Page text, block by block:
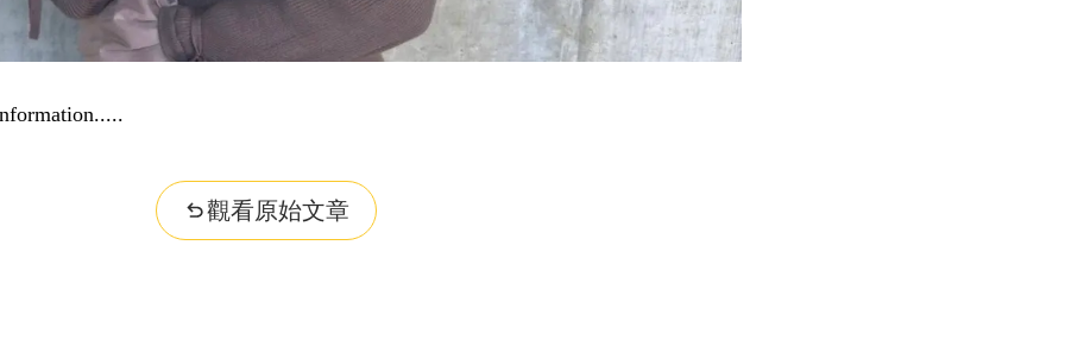
觀看原始文章